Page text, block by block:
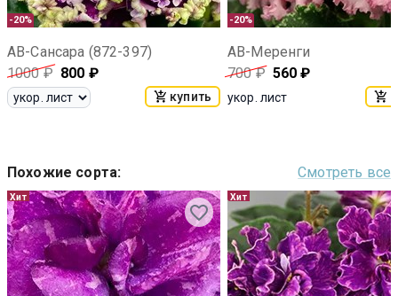
-20%
АВ-Сансара (872-397)
1000₽ 800 ₽
купить
-20%
АВ-Меренги
700₽ 560 ₽
укор. лист
Похожие сорта: Смотреть все
Хит Хит